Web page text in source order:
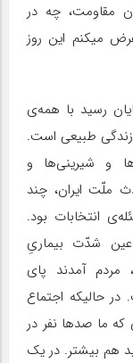
مقاومت، چه در
میکنم این روز
سال ۱۴۰۰ هم به پایان رسید با همه‌ی
زندگی طبیعی است.
و شیرینی‌ها و
ملّت ایران، چند
انتخابات بود.
عین شدّت بیماریِ
همه‌گیر، بیماری کرونا در اوائل سال ۱۴۰۰، مردم آمدند پای
حالیکه اجتماع
ما صدها نفر در
هم بیشتر. در یک